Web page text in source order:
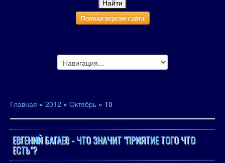
Полная версия сайта
Главная » 2012 » Октябрь » 10
ЕВГЕНИЙ БАГАЕВ - ЧТО ЗНАЧИТ "ПРИЯТИЕ ТОГО ЧТО
ЕСТЬ"?